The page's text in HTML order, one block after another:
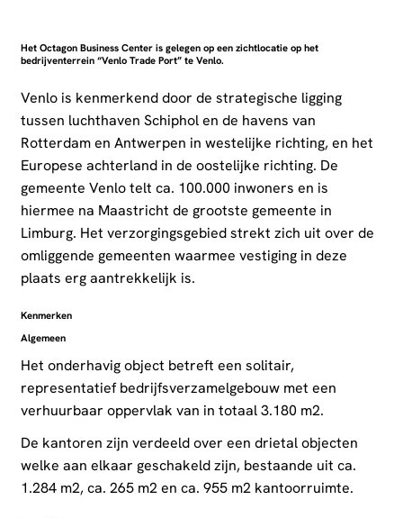
Het Octagon Business Center is gelegen op een zichtlocatie op het
bedrijventerrein “Venlo Trade Port” te Venlo.
Venlo is kenmerkend door de strategische ligging
tussen luchthaven Schiphol en de havens van
Rotterdam en Antwerpen in westelijke richting, en het
Europese achterland in de oostelijke richting. De
gemeente Venlo telt ca. 100.000 inwoners en is
hiermee na Maastricht de grootste gemeente in
Limburg. Het verzorgingsgebied strekt zich uit over de
omliggende gemeenten waarmee vestiging in deze
plaats erg aantrekkelijk is.
Kenmerken
Algemeen
Het onderhavig object betreft een solitair,
representatief bedrijfsverzamelgebouw met een
verhuurbaar oppervlak van in totaal 3.180 m2.
De kantoren zijn verdeeld over een drietal objecten
welke aan elkaar geschakeld zijn, bestaande uit ca.
1.284 m2, ca. 265 m2 en ca. 955 m2 kantoorruimte.